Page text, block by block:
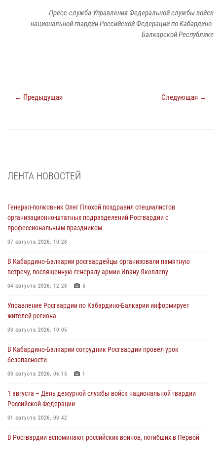
Пресс-служба Управления Федеральной службы войск
национальной гвардии Российской Федерации по Кабардино-
Балкарской Республике
← Предыдущая Следующая →
ЛЕНТА НОВОСТЕЙ
Генерал-полковник Олег Плохой поздравил специалистов
организационно-штатных подразделений Росгвардии с
профессиональным праздником
07 августа 2026, 10:28
В Кабардино-Балкарии росгвардейцы организовали памятную
встречу, посвященную генералу армии Ивану Яковлеву
04 августа 2026, 12:29 5
Управление Росгвардии по Кабардино-Балкарии информирует
жителей региона
03 августа 2026, 10:05
В Кабардино‑Балкарии сотрудник Росгвардии провел урок
безопасности
03 августа 2026, 06:15 1
1 августа – День дежурной службы войск национальной гвардии
Российской Федерации
01 августа 2026, 09:42
В Росгвардии вспоминают российских воинов, погибших в Первой